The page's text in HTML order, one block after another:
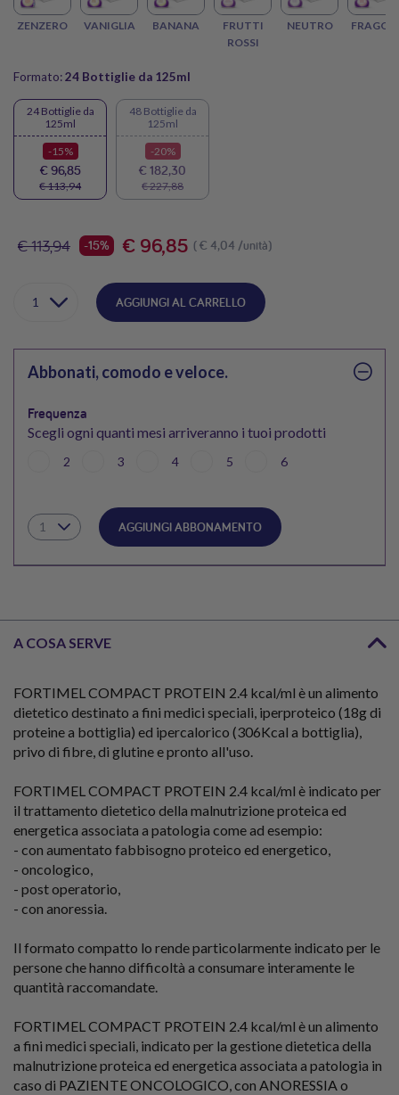
24 Bottiglie e approfitta dello sconto scorta!
ZENZERO VANIGLIA BANANA
FRUTTI
ROSSI
NEUTRO
Formato:24 Bottiglie da 125ml
24 Bottiglie da
125ml
-15%
€ 96,85
€ 113,94
48 Bottiglie da
125ml
-20%
€ 182,30
€ 227,88
€ 113,94 -15% € 96,85 ( € 4,04 /unità)
AGGIUNGI AL CARRELLO
Abbonati, comodo e veloce.
Frequenza
Scegli ogni quanti mesi arriveranno i tuoi prodotti
2 3 4 5 6
AGGIUNGI ABBONAMENTO
A COSA SERVE
FORTIMEL COMPACT PROTEIN 2.4 kcal/ml è un alimento
dietetico destinato a fini medici speciali, iperproteico (18g di
proteine a bottiglia) ed ipercalorico (306Kcal a bottiglia),
privo di fibre, di glutine e pronto all'uso.
FORTIMEL COMPACT PROTEIN 2.4 kcal/ml è indicato per
il trattamento dietetico della malnutrizione proteica ed
energetica associata a patologia come ad esempio:
- con aumentato fabbisogno proteico ed energetico,
- oncologico,
- post operatorio,
- con anoressia.
Il formato compatto lo rende particolarmente indicato per le
persone che hanno difficoltà a consumare interamente le
quantità raccomandate.
FORTIMEL COMPACT PROTEIN 2.4 kcal/ml è un alimento
a fini medici speciali, indicato per la gestione dietetica della
malnutrizione proteica ed energetica associata a patologia in
caso di PAZIENTE ONCOLOGICO, con ANORESSIA o